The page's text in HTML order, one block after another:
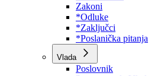
Poslovnik
Program rada Skupštine
Budžet 2026
Zakoni
*Odluke
*Zaključci
*Poslanička pitanja